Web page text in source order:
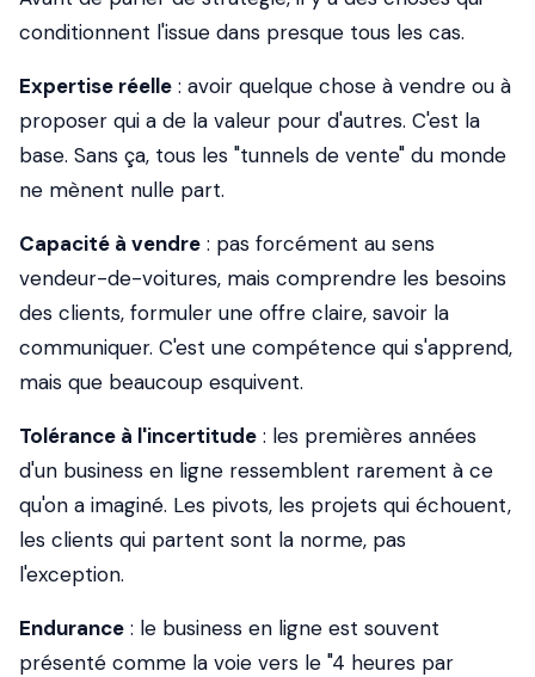
conditionnent l'issue dans presque tous les cas.
Expertise réelle : avoir quelque chose à vendre ou à
proposer qui a de la valeur pour d'autres. C'est la
base. Sans ça, tous les "tunnels de vente" du monde
ne mènent nulle part.
Capacité à vendre : pas forcément au sens
vendeur-de-voitures, mais comprendre les besoins
des clients, formuler une offre claire, savoir la
communiquer. C'est une compétence qui s'apprend,
mais que beaucoup esquivent.
Tolérance à l'incertitude : les premières années
d'un business en ligne ressemblent rarement à ce
qu'on a imaginé. Les pivots, les projets qui échouent,
les clients qui partent sont la norme, pas
l'exception.
Endurance : le business en ligne est souvent
présenté comme la voie vers le "4 heures par